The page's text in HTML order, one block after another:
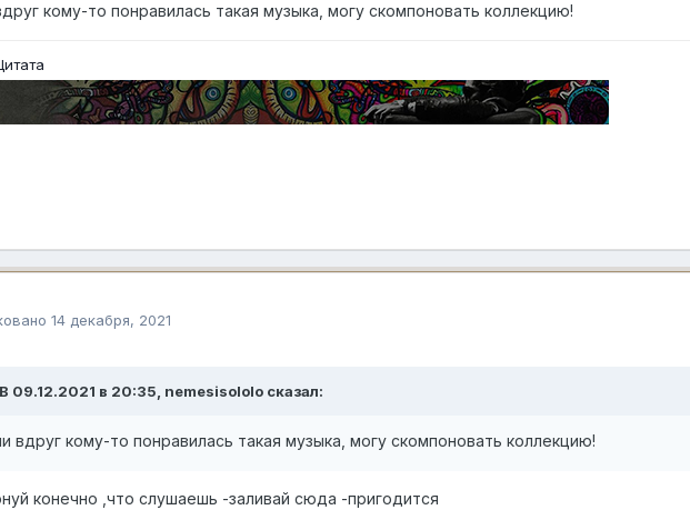
кому-то понравилась такая музыка, могу скомпоновать коллекцию!
14 декабря, 2021
В 09.12.2021 в 20:35, nemesisololoсказал:
вдруг кому-то понравилась такая музыка, могу скомпоновать коллекцию!
конечно ,что слушаешь -заливай сюда -пригодится